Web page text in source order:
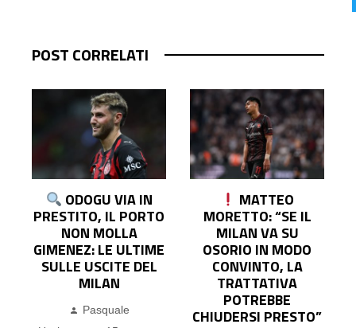
POST CORRELATI
MATTEO
MORETTO: “SE IL
MILAN VA SU
OSORIO IN MODO
CONVINTO, LA
TRATTATIVA
CHIUDERSI PRESTO”
NAPOLI, L’AJAX
PREME PER NOA
LANG: PRONTA
L’OFFERTA AI
PARTENOPEI. LA
POSIZIONE DEL
GIOCATORE